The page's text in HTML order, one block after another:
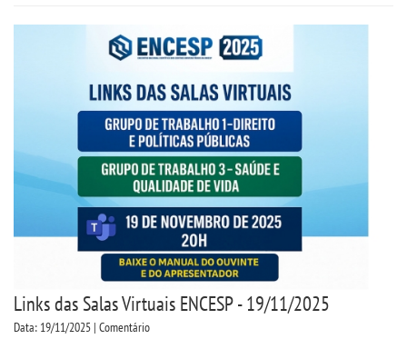
Links das Salas Virtuais ENCESP - 19/11/2025
Data: 19/11/2025 | Comentário